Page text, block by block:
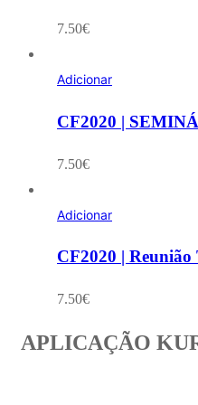
7.50€
Adicionar
CF2020 |
7.50€
Adicionar
CF2020 | Reunião
7.50€
APLICAÇÃO